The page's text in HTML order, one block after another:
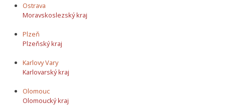
Ostrava
Moravskoslezský kraj
Plzeň
Plzeňský kraj
Karlovy Vary
Karlovarský kraj
Olomouc
Olomoucký kraj